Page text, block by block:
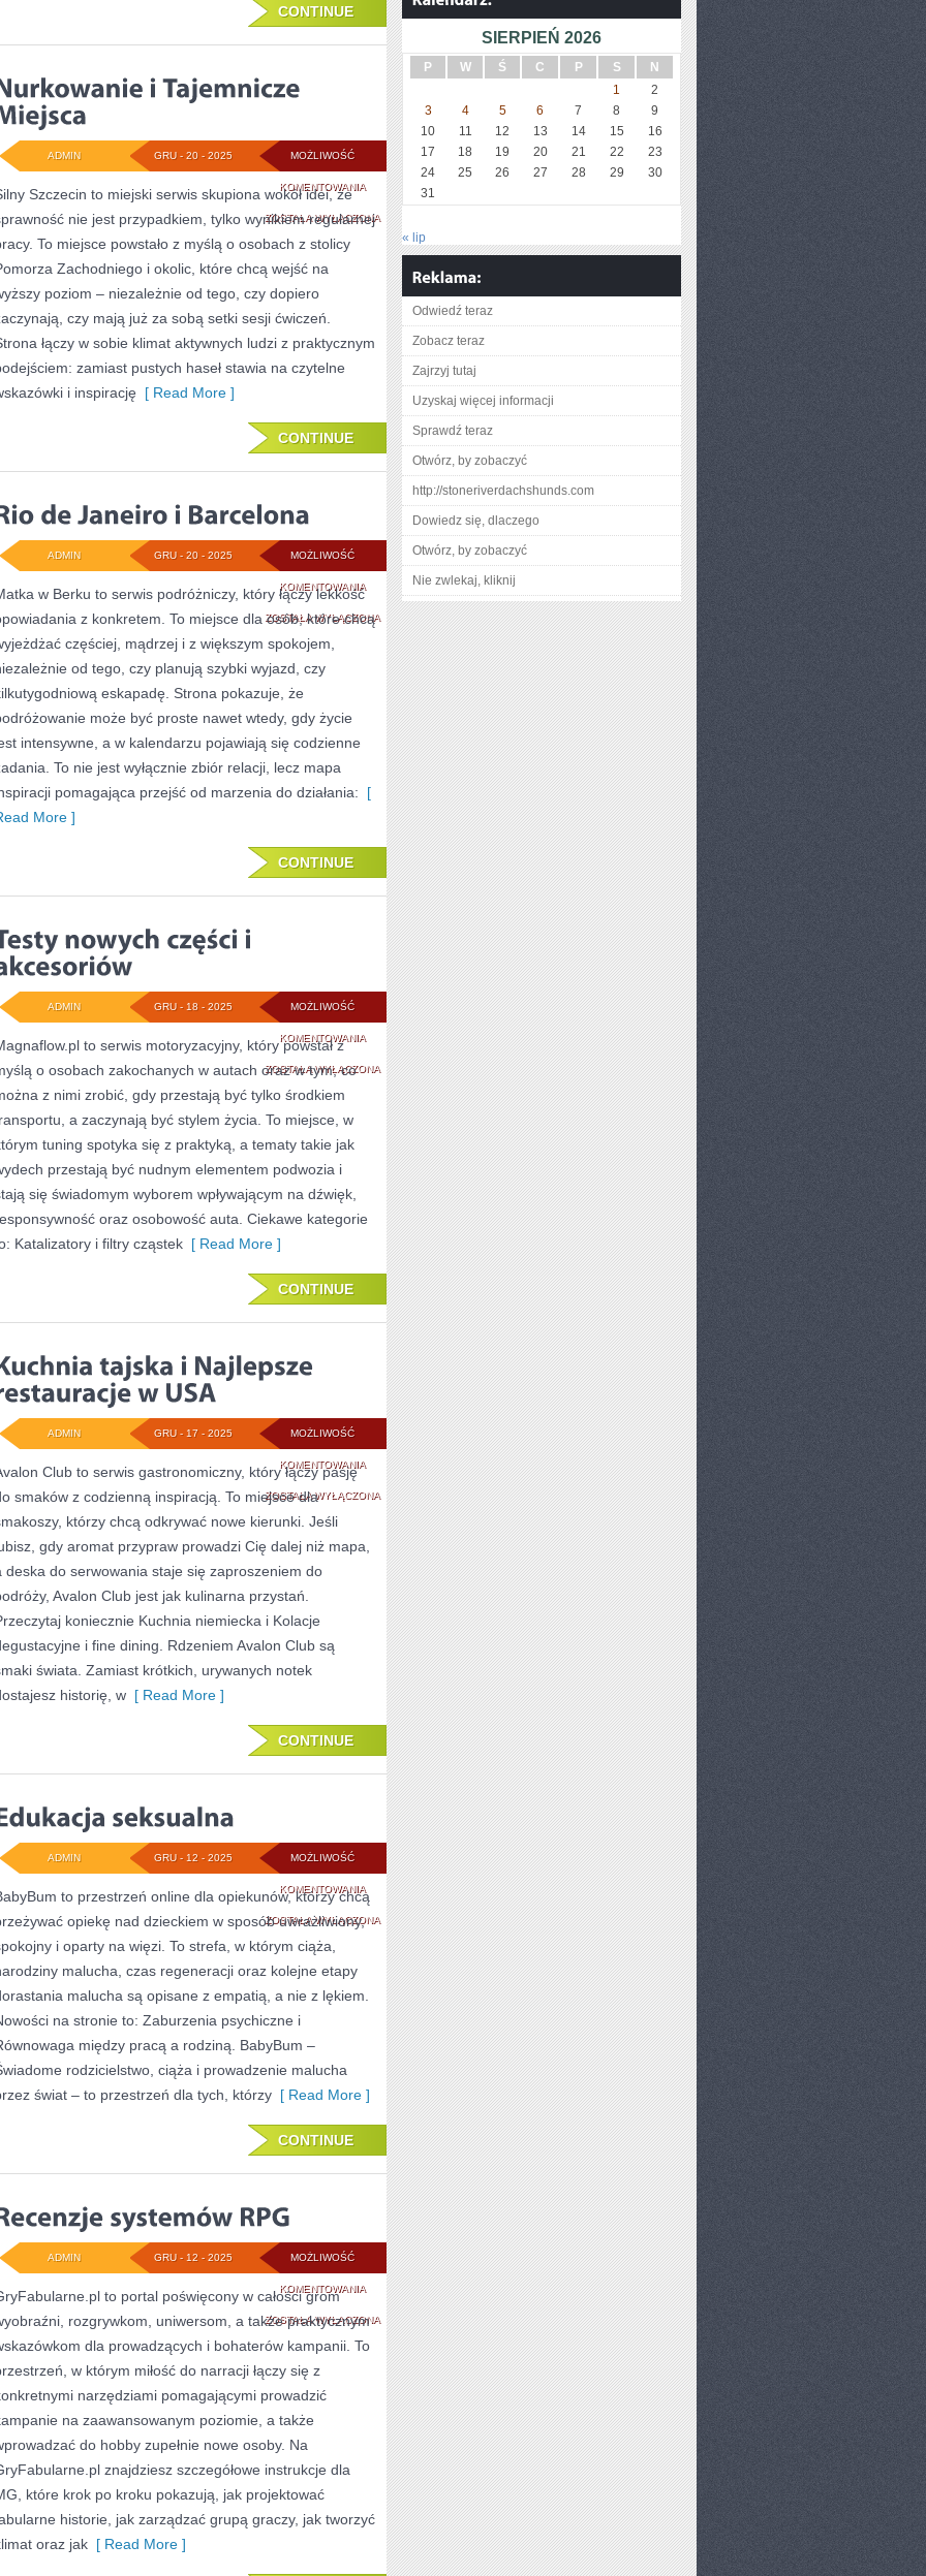
SPORTY
LODOWE
CONTINUE
MOŻLIWOŚĆ
KOMENTOWANIANURKOWANIE
I
TAJEMNICZE
MIEJSCA
ZOSTAŁA WYŁĄCZONA
GRU - 20 - 2025
ADMIN
Szczecin to miejski serwis skupiona wokół idei, że
nie jest przypadkiem, tylko wynikiem regularnej
To miejsce powstało z myślą o osobach z stolicy
Zachodniego i okolic, które chcą wejść na
poziom – niezależnie od tego, czy dopiero
czy mają już za sobą setki sesji ćwiczeń.
łączy w sobie klimat aktywnych ludzi z praktycznym
zamiast pustych haseł stawia na czytelne
i inspirację [ Read More ]
CONTINUE
MOŻLIWOŚĆ
KOMENTOWANIARIO
DE
JANEIRO
BARCELONA
ZOSTAŁA WYŁĄCZONA
GRU - 20 - 2025
ADMIN
w Berku to serwis podróżniczy, który łączy lekkość
z konkretem. To miejsce dla osób, które chcą
częściej, mądrzej i z większym spokojem,
od tego, czy planują szybki wyjazd, czy
eskapadę. Strona pokazuje, że
może być proste nawet wtedy, gdy życie
intensywne, a w kalendarzu pojawiają się codzienne
To nie jest wyłącznie zbiór relacji, lecz mapa
pomagająca przejść od marzenia do działania: [
More ]
CONTINUE
MOŻLIWOŚĆ
KOMENTOWANIATESTY
NOWYCH
CZĘŚCI
AKCESORIÓW
ZOSTAŁA WYŁĄCZONA
GRU - 18 - 2025
ADMIN
to serwis motoryzacyjny, który powstał z
o osobach zakochanych w autach oraz w tym, co
z nimi zrobić, gdy przestają być tylko środkiem
a zaczynają być stylem życia. To miejsce, w
tuning spotyka się z praktyką, a tematy takie jak
przestają być nudnym elementem podwozia i
się świadomym wyborem wpływającym na dźwięk,
oraz osobowość auta. Ciekawe kategorie
Katalizatory i filtry cząstek [ Read More ]
CONTINUE
MOŻLIWOŚĆ
KOMENTOWANIAKUCHNIA
TAJSKA
NAJLEPSZE
RESTAURACJE
ZOSTAŁA WYŁĄCZONA
GRU - 17 - 2025
ADMIN
Club to serwis gastronomiczny, który łączy pasję
smaków z codzienną inspiracją. To miejsce dla
którzy chcą odkrywać nowe kierunki. Jeśli
gdy aromat przypraw prowadzi Cię dalej niż mapa,
deska do serwowania staje się zaproszeniem do
Avalon Club jest jak kulinarna przystań.
koniecznie Kuchnia niemiecka i Kolacje
i fine dining. Rdzeniem Avalon Club są
świata. Zamiast krótkich, urywanych notek
historię, w [ Read More ]
CONTINUE
MOŻLIWOŚĆ
KOMENTOWANIAEDUKACJA
SEKSUALNA
ZOSTAŁA WYŁĄCZONA
GRU - 12 - 2025
ADMIN
to przestrzeń online dla opiekunów, którzy chcą
opiekę nad dzieckiem w sposób uwrażliwiony,
i oparty na więzi. To strefa, w którym ciąża,
malucha, czas regeneracji oraz kolejne etapy
malucha są opisane z empatią, a nie z lękiem.
na stronie to: Zaburzenia psychiczne i
między pracą a rodziną. BabyBum –
rodzicielstwo, ciąża i prowadzenie malucha
świat – to przestrzeń dla tych, którzy [ Read More ]
CONTINUE
MOŻLIWOŚĆ
KOMENTOWANIARECENZJE
SYSTEMÓW
RPG
ZOSTAŁA WYŁĄCZONA
GRU - 12 - 2025
ADMIN
to portal poświęcony w całości grom
rozgrywkom, uniwersom, a także praktycznym
dla prowadzących i bohaterów kampanii. To
w którym miłość do narracji łączy się z
narzędziami pomagającymi prowadzić
na zaawansowanym poziomie, a także
do hobby zupełnie nowe osoby. Na
znajdziesz szczegółowe instrukcje dla
które krok po kroku pokazują, jak projektować
historie, jak zarządzać grupą graczy, jak tworzyć
oraz jak [ Read More ]
SIERPIEŃ 2026
P W Ś C P S
N
1
2
3
4 5 6 7 8
9
10
11 12 13 14 15
16
17
18 19 20 21 22
23
24
25 26 27 28 29
30
31
« lip
Odwiedź teraz
Zobacz teraz
Zajrzyj tutaj
Uzyskaj więcej informacji
Sprawdź teraz
Otwórz, by zobaczyć
http://stoneriverdachshunds.com
Dowiedz się, dlaczego
Otwórz, by zobaczyć
Nie zwlekaj, kliknij